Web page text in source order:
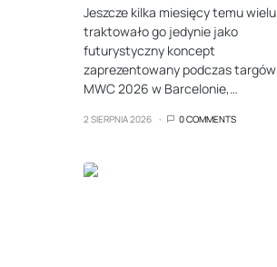
Jeszcze kilka miesięcy temu wielu
traktowało go jedynie jako
futurystyczny koncept
zaprezentowany podczas targów
MWC 2026 w Barcelonie,…
2 SIERPNIA 2026 0 COMMENTS